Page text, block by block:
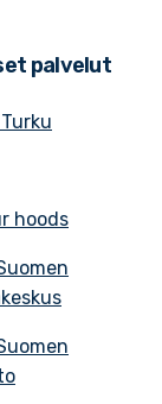
palvelut
hoods